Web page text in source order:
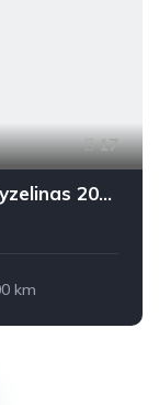
17
BMW 1 Series nuo 200 €/ mėn Dyzelinas 2012m. Hečbekas Mechaninė
km